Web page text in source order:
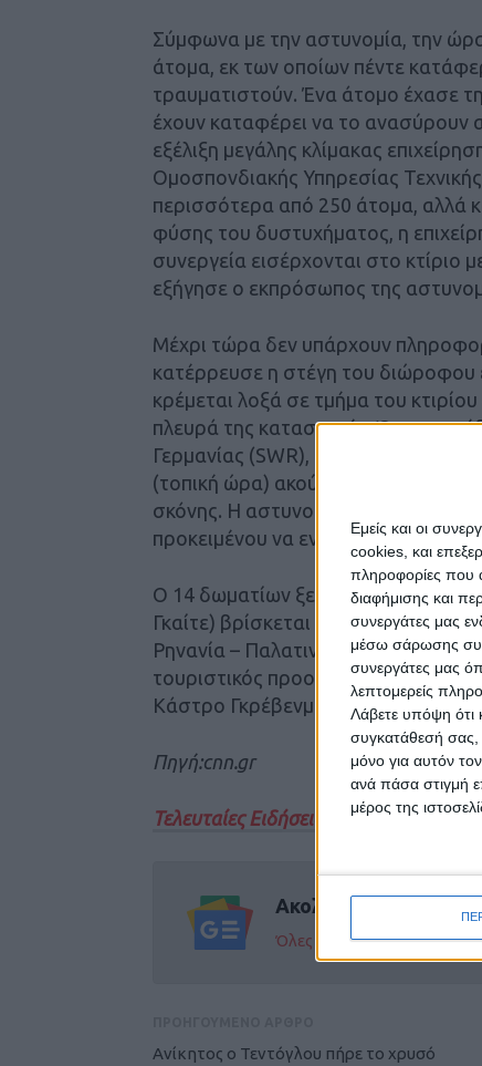
Εμείς και οι
cookies, και
πληροφορίες που
διαφήμισης και
συνεργάτες μας
μέσω σάρωσης
συνεργάτες μας
λεπτομερείς
Λάβετε υπόψη ότι
συγκατάθεσή σας,
μόνο για αυτόν
ανά πάσα στιγμή
μέρος της
Σύμφωνα με την αστυνομία, την
άτομα, εκ των οποίων πέντε
τραυματιστούν. Ένα άτομο έχασε
έχουν καταφέρει να το ανασύρουν
εξέλιξη μεγάλης κλίμακας
Ομοσπονδιακής Υπηρεσίας
περισσότερα από 250 άτομα, αλλά
φύσης του δυστυχήματος, η
συνεργεία εισέρχονται στο κτίριο
εξήγησε ο εκπρόσωπος της
Μέχρι τώρα δεν υπάρχουν
κατέρρευσε η στέγη του διώροφου
κρέμεται λοξά σε τμήμα του
πλευρά της κατασκευής. Όπως
Γερμανίας (SWR), αυτόπτες
(τοπική ώρα) ακούστηκε ένας
σκόνης. Η αστυνομία θα
προκειμένου να ενημερώσει για τις
Ο 14 δωματίων ξενώνας
Γκαίτε) βρίσκεται στην
Ρηνανία – Παλατινάτο, κοντά στο
τουριστικός προορισμός για τους
Κάστρο Γκρέβενμπουργκ.
Πηγή:cnn.gr
Τελευταίες Ειδήσεις Σήμερα
Ακολούθησε την
Όλες οι εξελίξεις στην
Aνίκητος ο Τεντόγλου πήρε το χρυσό